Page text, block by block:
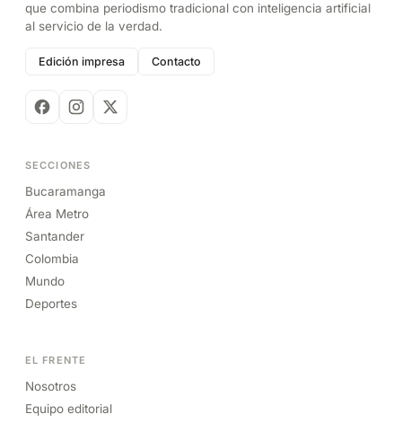
que combina periodismo tradicional con inteligencia artificial
al servicio de la verdad.
Edición impresa Contacto
SECCIONES
Bucaramanga
Área Metro
Santander
Colombia
Mundo
Deportes
EL FRENTE
Nosotros
Equipo editorial